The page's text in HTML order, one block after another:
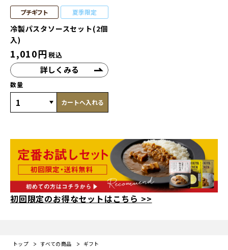
プチギフト 夏季限定
冷製パスタソースセット(2個
入)
1,010円税込
詳しくみる
数量
カートへ入れる
初回限定のお得なセットはこちら >>
トップ すべての商品 ギフト